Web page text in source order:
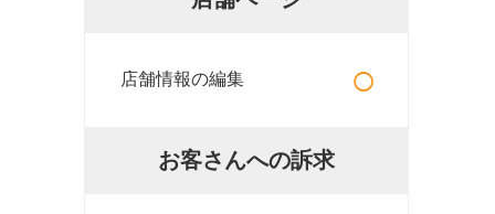
店舗情報の編集 ○
お客さんへの訴求